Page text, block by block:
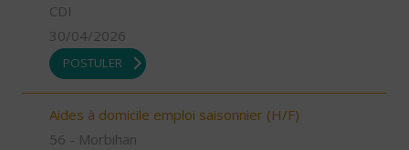
CDI
30/04/2026
POSTULER
Aides à domicile emploi saisonnier (H/F)
56 - Morbihan